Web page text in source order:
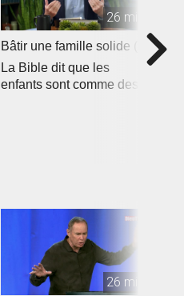
26 min
Bâtir une famille solide (2)
La Bible dit que les
enfants sont comme des
26 min